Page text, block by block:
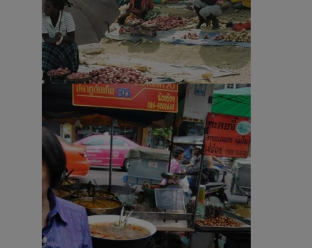
Fotografia – Abele Malpiedi 1